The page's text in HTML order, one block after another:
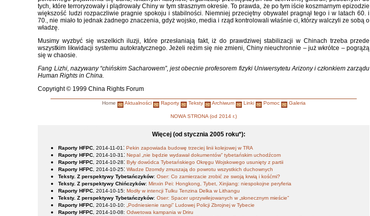
tych, które terroryzowały i plądrowały Chiny w tym strasznym okresie. To prawda, że po tym iście koszmarnym epizodzie
większość ludzi rozpaczliwie pragnie spokoju i stabilności. Niemniej przeciętny obywatel pragnął tego i w latach 60. i
70., nie miało to jednak żadnego znaczenia, gdyż wojsko, media i rząd kontrolowali właśnie ci, którzy walczyli ze sobą o
władzę.
Musimy wyzbyć się wszelkich iluzji, które przesłaniają fakt, iż do prawdziwej stabilizacji w Chinach trzeba przede
wszystkim likwidacji systemu autokratycznego. Jeżeli reżim się nie zmieni, Chiny nieuchronnie – już wkrótce – pogrążą
się w chaosie.
Fang Lizhi, nazywany “chińskim Sacharowem”, jest obecnie profesorem fizyki Uniwersytetu Arizony i członkiem zarządu
Human Rights in China.
Copyright © 1999 China Rights Forum
Home Aktualności Raporty Teksty Archiwum Linki Pomoc Galeria
NOWA STRONA (od 2014 r.)
Więcej (od stycznia 2005 roku*):
Raporty HFPC, 2014-11-01:Pekin zapowiada budowę trzeciej linii kolejowej w TRA
Raporty HFPC, 2014-10-31:Nepal „nie będzie wydawał dokumentów” tybetańskim uchodźcom
Raporty HFPC, 2014-10-28:Były dowódca Tybetańskiego Okręgu Wojskowego usunięty z partii
Raporty HFPC, 2014-10-25:Władze Dzomdy zmuszają do powrotu wszystkich duchownych
Teksty. Z perspektywy Tybetańczyków:Oser: Co zamierzacie zrobić ze swoją krwią i kośćmi?
Teksty. Z perspektywy Chińczyków:Minxin Pei: Hongkong, Tybet, Xinjiang: niespokojne peryferia
Raporty HFPC, 2014-10-15:Modły w intencji Tulku Tenzina Delka w Lithangu
Teksty. Z perspektywy Tybetańczyków:Oser: Spacer uprzywilejowanych w „słonecznym mieście”
Raporty HFPC, 2014-10-10:„Podniesienie rangi” Ludowej Policji Zbrojnej w Tybecie
Raporty HFPC, 2014-10-08:Odwetowa kampania w Driru